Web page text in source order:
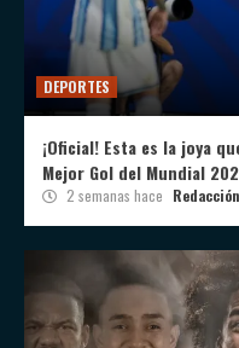
DEPORTES
¡Oficial! Esta es la joya
Mejor Gol del Mundial
2 semanas hace Redacción